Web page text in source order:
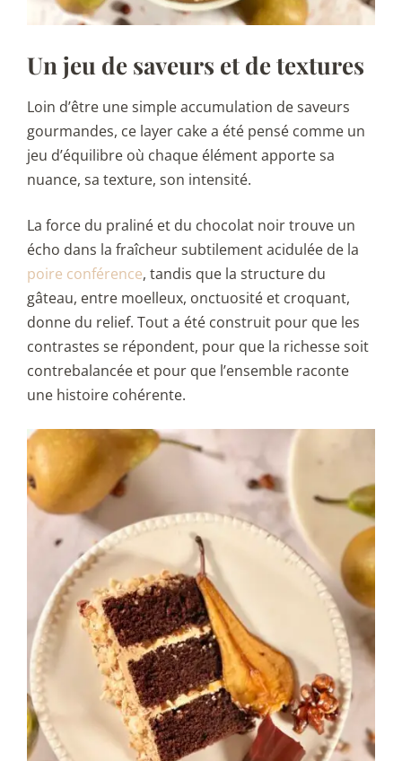
Un jeu de saveurs et detextures
Loin d’être une simple accumulation de saveurs
gourmandes, ce layer cake a été pensé comme un
jeu d’équilibre où chaque élément apporte sa
nuance, sa texture, son intensité.
La force du praliné et du chocolat noir trouve un
écho dans la fraîcheur subtilement acidulée de la
poire conférence, tandis que la structure du
gâteau, entre moelleux, onctuosité et croquant,
donne du relief. Tout a été construit pour que les
contrastes se répondent, pour que la richesse soit
contrebalancée et pour que l’ensemble raconte
une histoire cohérente.